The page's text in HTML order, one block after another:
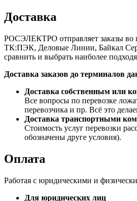
Доставка
РОСЭЛЕКТРО отправляет заказы во
ТК:ПЭК, Деловые Линии, Байкал
сравнить и выбрать наиболее
Доставка заказов до
Доставка собственным или
Все вопросы по перевозке
перевозчика и пр. Всё это
Доставка транспортными
Стоимость услуг перевозки
обозначены друге условия).
Оплата
Работая с юридическими и
Для юридических лиц